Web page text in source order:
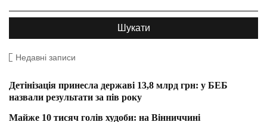
Недавні записи
Детінізація принесла державі 13,8 млрд грн: у БЕБ
назвали результати за пів року
Майже 10 тисяч голів худоби: на Вінниччині